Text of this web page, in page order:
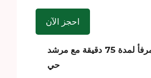
احجز الآن
جولة في المرفأ لمدة 75 دقيقة مع مرشد
حي